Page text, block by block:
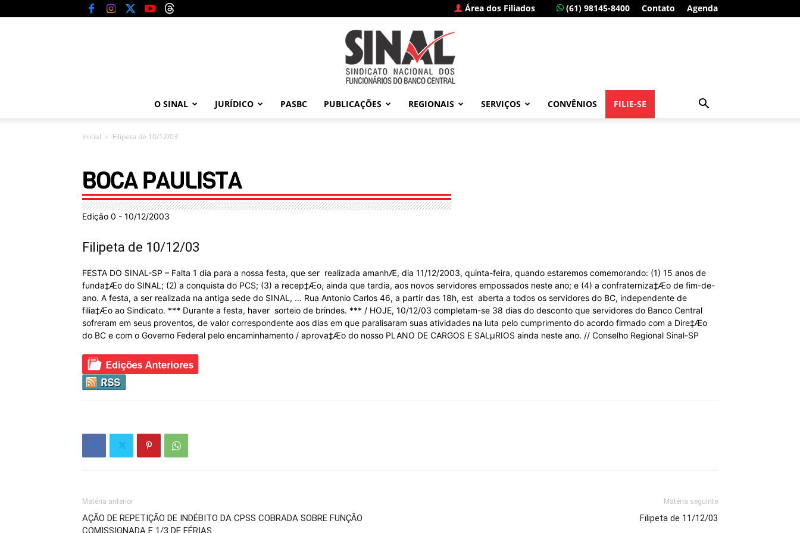
Área dos Filiados (61) 98145-8400 Contato Agenda
–
Sindicato
O SINAL JURÍDICO PASBC PUBLICAÇÕES REGIONAIS SERVIÇOS CONVÊNIOS FILIE-SE
Inicial Filipeta de 10/12/03
Edição 0 - 10/12/2003
Filipeta de 10/12/03
FESTA DO SINAL-SP – Falta 1 dia para a nossa festa, que ser realizada amanhÆ, dia 11/12/2003, quinta-feira, quando estaremos comemorando: (1) 15 anos de
funda‡Æo do SINAL; (2) a conquista do PCS; (3) a recep‡Æo, ainda que tardia, aos novos servidores empossados neste ano; e (4) a confraterniza‡Æo de fim-de-
ano. A festa, a ser realizada na antiga sede do SINAL, … Rua Antonio Carlos 46, a partir das 18h, est aberta a todos os servidores do BC, independente de
filia‡Æo ao Sindicato. *** Durante a festa, haver sorteio de brindes. *** / HOJE, 10/12/03 completam-se 38 dias do desconto que servidores do Banco Central
sofreram em seus proventos, de valor correspondente aos dias em que paralisaram suas atividades na luta pelo cumprimento do acordo firmado com a Dire‡Æo
do BC e com o Governo Federal pelo encaminhamento / aprova‡Æo do nosso PLANO DE CARGOS E SALµRIOS ainda neste ano. // Conselho Regional Sinal-SP
Matéria anterior
AÇÃO DE REPETIÇÃO DE INDÉBITO DA CPSS COBRADA SOBRE FUNÇÃO
COMISSIONADA E 1/3 DE FÉRIAS
Matéria seguinte
Filipeta de 11/12/03